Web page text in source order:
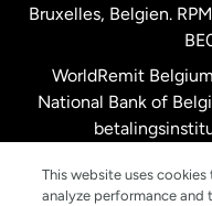
Malaysia
New
Spanien
Bruxelles, Belgien.
WorldRemit
National Bank of
This website uses
analyze performance and